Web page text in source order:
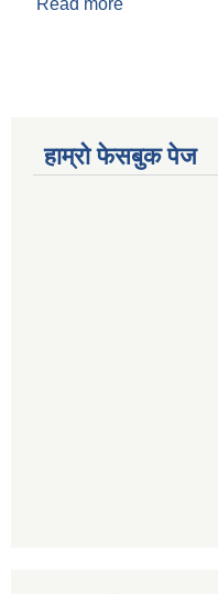
Read more
हाम्रो फेसबुक पेज